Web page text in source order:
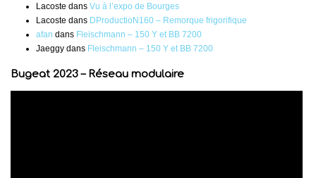
Lacoste dans Vu à l’expo de Bourges
Lacoste dans DProductioN160 – Remorque frigorifique
afan dans Fleischmann – 150 Y et BB 7200
Jaeggy dans Fleischmann – 150 Y et BB 7200
Bugeat 2023 – Réseau modulaire